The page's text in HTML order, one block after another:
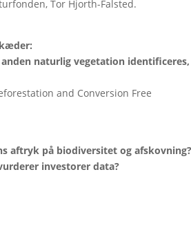
Tor Hjorth-Falsted.
naturlig vegetation identificeres,
and Conversion Free
aftryk på biodiversitet og
investorer data?